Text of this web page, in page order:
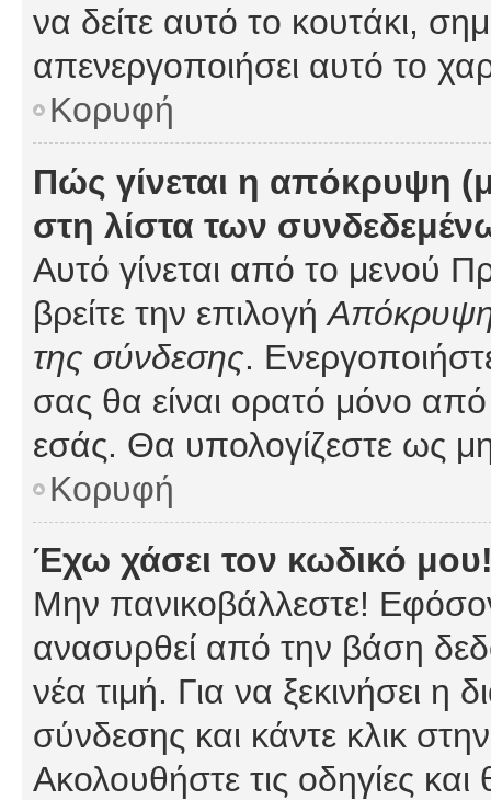
να δείτε αυτό το κουτάκι,
απενεργοποιήσει αυτό το
Κορυφή
Πώς γίνεται η απόκρυψη
στη λίστα των
Αυτό γίνεται από το μενού
βρείτε την επιλογήΑπόκρυψη
της σύνδεσης.
σας θα είναι ορατό μόνο από
εσάς. Θα υπολογίζεστε ως
Κορυφή
Έχω χάσει τον κωδικό
Μην πανικοβάλλεστε!
ανασυρθεί από την βάση
νέα τιμή. Για να ξεκινήσει η
σύνδεσης και κάντε κλικ
Ακολουθήστε τις οδηγίες